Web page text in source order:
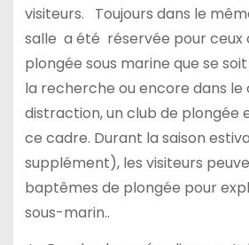
visiteurs. Toujours dans le
salle a été réservée pour ceux
plongée sous marine que se
la recherche ou encore dans le
distraction, un club de plongée
ce cadre. Durant la saison
supplément), les visiteurs
baptêmes de plongée pour
sous-marin..